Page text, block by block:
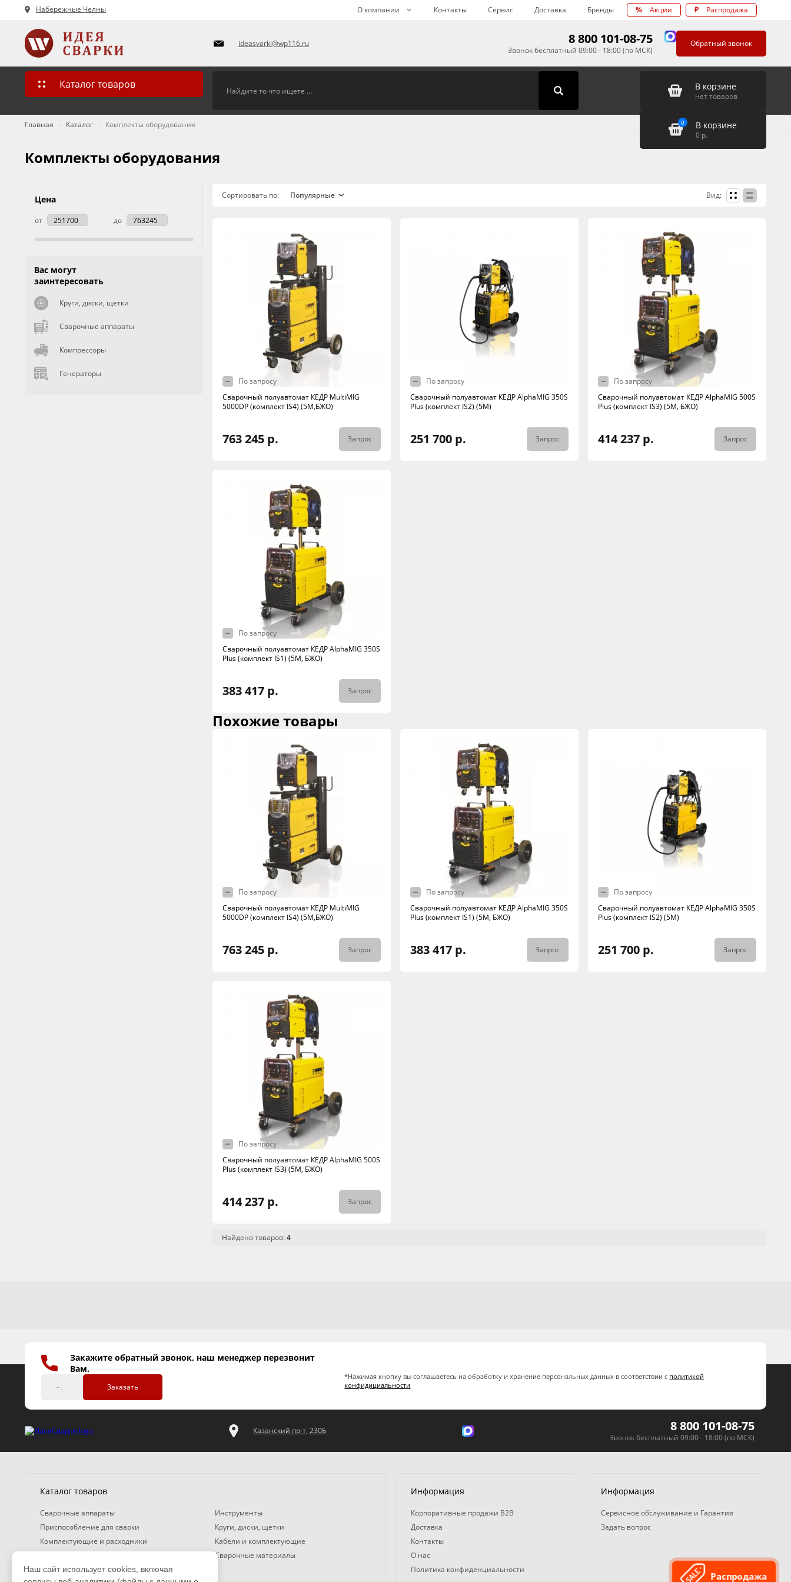
Набережные Челны О компании Контакты Сервис Доставка Бренды % Акции ₽ Распродажа
ideasvarki@wp116.ru 8 800 101-08-75
Звонок бесплатный 09:00 - 18:00 (по МСК)
Обратный звонок
Каталог товаров В корзине
нет товаров
0 В корзине
0 р.
Главная Каталог Комплекты оборудования
Комплекты оборудования
Сортировать по: Вид:
По запросу
Сварочный полуавтомат КЕДР MultiMIG
5000DP (комплект IS4) (5М,БЖО)
763 245 р. Запрос
По запросу
Сварочный полуавтомат КЕДР AlphaMIG 350S
Plus (комплект IS2) (5М)
251 700 р. Запрос
По запросу
Сварочный полуавтомат КЕДР AlphaMIG 500S
Plus (комплект IS3) (5М, БЖО)
414 237 р. Запрос
По запросу
Сварочный полуавтомат КЕДР AlphaMIG 350S
Plus (комплект IS1) (5М, БЖО)
383 417 р. Запрос
Похожие товары
По запросу
Сварочный полуавтомат КЕДР MultiMIG
5000DP (комплект IS4) (5М,БЖО)
763 245 р. Запрос
По запросу
Сварочный полуавтомат КЕДР AlphaMIG 350S
Plus (комплект IS1) (5М, БЖО)
383 417 р. Запрос
По запросу
Сварочный полуавтомат КЕДР AlphaMIG 350S
Plus (комплект IS2) (5М)
251 700 р. Запрос
По запросу
Сварочный полуавтомат КЕДР AlphaMIG 500S
Plus (комплект IS3) (5М, БЖО)
414 237 р. Запрос
Найдено товаров:4
Цена
от до
Вас могут
заинтересовать
Круги, диски, щетки
Сварочные аппараты
Компрессоры
Генераторы
Закажите обратный звонок, наш менеджер перезвонит
Вам.
Заказать
*Нажимая кнопку вы соглашаетесь на обработку и хранение персональных данных в соответствии с политикой
конфидициальности
Казанский пр-т, 230Б 8 800 101-08-75
Звонок бесплатный 09:00 - 18:00 (по МСК)
Каталог товаров
Сварочные аппараты
Инструменты
Приспособление для сварки
Круги, диски, щетки
Комплектующие и расходники
Кабели и комплектующие
Сварочные материалы
Средства защиты
Информация
Корпоративные продажи B2B
Доставка
Контакты
О нас
Политика конфиденциальности
Информация
Сервисное обслуживание и Гарантия
Задать вопрос
Наш сайт использует cookies, включая
Распродажа